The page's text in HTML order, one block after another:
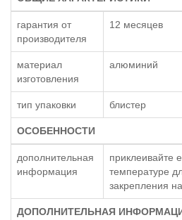
гарантия от
производителя
12 месяцев
материал
изготовления
алюминий
тип упаковки блистер
ОСОБЕННОСТИ
дополнительная
информация
приклеивайте
температуре
закрепления
ДОПОЛНИТЕЛЬНАЯ